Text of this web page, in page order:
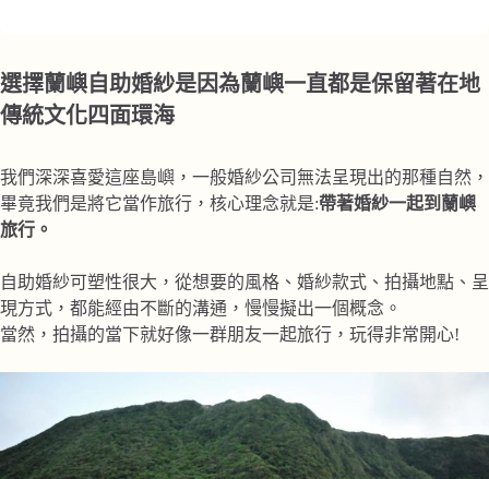
選擇蘭嶼自助婚紗是因為蘭嶼一直都是保留著在地
傳統文化四面環海
我們深深喜愛這座島嶼，一般婚紗公司無法呈現出的那種自然，
畢竟我們是將它當作旅行，核心理念就是:帶著婚紗一起到蘭嶼
旅行。
自助婚紗可塑性很大，從想要的風格、婚紗款式、拍攝地點、呈
現方式，都能經由不斷的溝通，慢慢擬出一個概念。
當然，拍攝的當下就好像一群朋友一起旅行，玩得非常開心!